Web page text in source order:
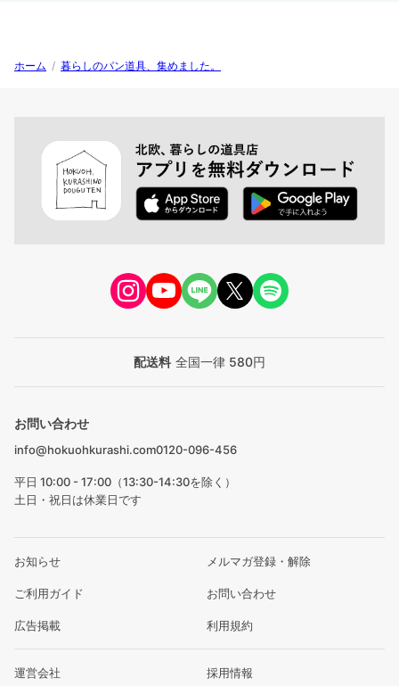
ホーム / 暮らしのパン道具、集めました。
配送料 全国一律 580円
お問い合わせ
info@hokuohkurashi.com0120-096-456
平日 10:00 - 17:00（13:30-14:30を除く）
土日・祝日は休業日です
お知らせ メルマガ登録・解除
ご利用ガイド お問い合わせ
広告掲載 利用規約
運営会社 採用情報